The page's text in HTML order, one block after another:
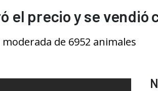
el precio y se vendió
de 6952 animales